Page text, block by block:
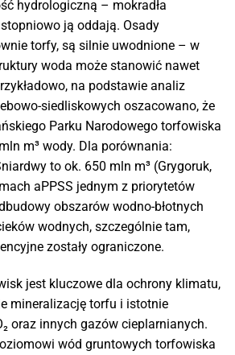
hydrologiczną – mokradła
ją oddają. Osady
torfy, są silnie uwodnione – w
woda może stanowić nawet
na podstawie analiz
siedliskowych oszacowano, że
Parku Narodowego torfowiska
m³ wody. Dla porównania:
to ok. 650 mln m³ (Grygoruk,
aPPSS jednym z priorytetów
obszarów wodno-błotnych
wodnych, szczególnie tam,
zostały ograniczone.
jest kluczowe dla ochrony klimatu,
mineralizację torfu i istotnie
oraz innych gazów cieplarnianych.
wód gruntowych torfowiska